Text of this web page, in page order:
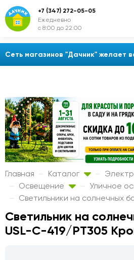
Сеть магазинов "Дачник" желает
+7 (347) 272-05-05
Ежедневно
с 8:00 до 22:00
Главная Каталог
Освещение
Уличное
Светильники на солнечных
Светильник на
USL-C-419/PT305